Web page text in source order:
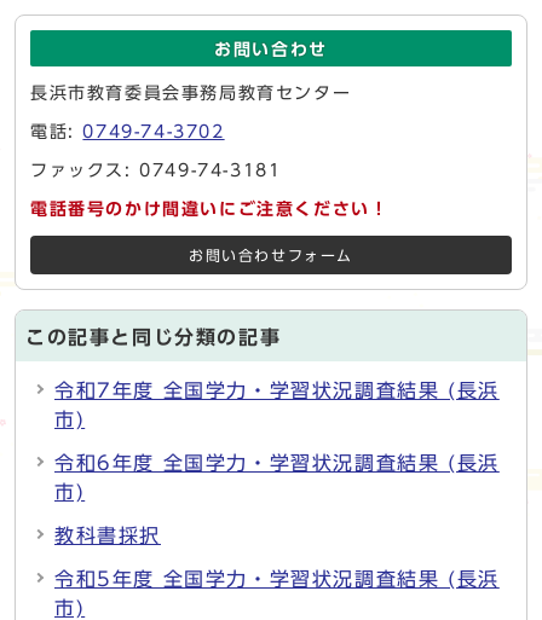
お問い合わせ
長浜市教育委員会事務局教育センター
電話:0749-74-3702
ファックス: 0749-74-3181
電話番号のかけ間違いにご注意ください！
お問い合わせフォーム
この記事と同じ分類の記事
令和7年度 全国学力・学習状況調査結果 (長浜
市)
令和6年度 全国学力・学習状況調査結果 (長浜
市)
教科書採択
令和5年度 全国学力・学習状況調査結果 (長浜
市)